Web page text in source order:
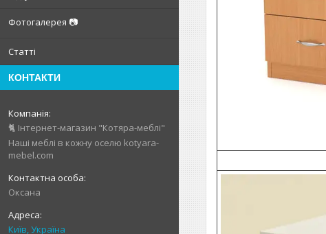
Фотогалерея 📷
Статті
КОНТАКТИ
🐈 Інтернет-магазин "Котяра-меблі"
Наші меблі в кожну оселю kotyara-
mebel.com
Оксана
Київ, Україна